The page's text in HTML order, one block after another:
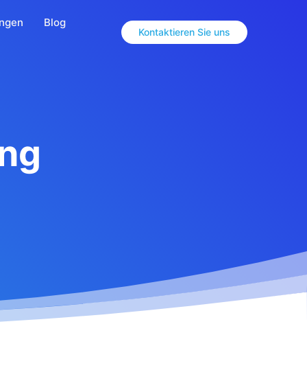
Blog
Kontaktieren Sie uns